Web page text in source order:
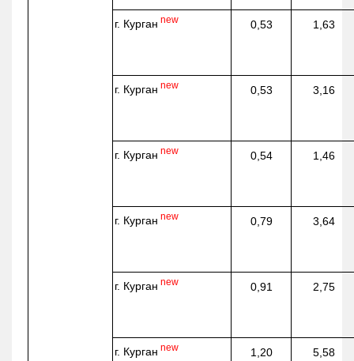
г. Курган new 0,53 1,63
г. Курган new 0,53 3,16
г. Курган new 0,54 1,46
г. Курган new 0,79 3,64
г. Курган new 0,91 2,75
г. Курган new 1,20 5,58